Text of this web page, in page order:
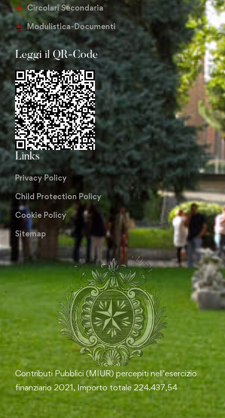
Circolari Secondaria
Modulistica-Documenti
Leggi il QR-Code
Links
Privacy Policy
Child Protection Policy
Cookie Policy
Sitemap
Contributi Pubblici (MIUR) percepiti nell’esercizio
finanziario 2021, Importo totale 224.437,54